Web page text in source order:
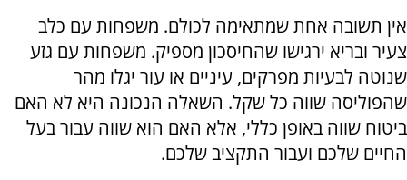
אין תשובה אחת שמתאימה לכולם. משפחות עם כלב
צעיר ובריא ירגישו שהחיסכון מספיק. משפחות עם גזע
שנוטה לבעיות מפרקים, עיניים או עור יגלו מהר
שהפוליסה שווה כל שקל. השאלה הנכונה היא לא האם
ביטוח שווה באופן כללי, אלא האם הוא שווה עבור בעל
החיים שלכם ועבור התקציב שלכם.